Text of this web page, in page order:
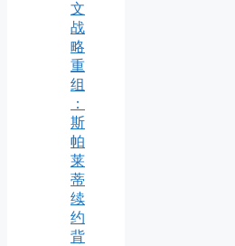
文
战
略
重
组
：
斯
帕
莱
蒂
续
约
背